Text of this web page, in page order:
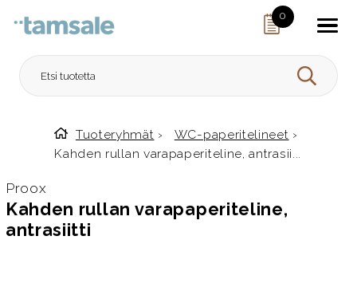
0
HAE
Etusivulle
Tuoteryhmät › WC-paperitelineet ›
Kahden rullan varapaperiteline, antrasii...
Proox
Kahden rullan varapaperiteline,
antrasiitti